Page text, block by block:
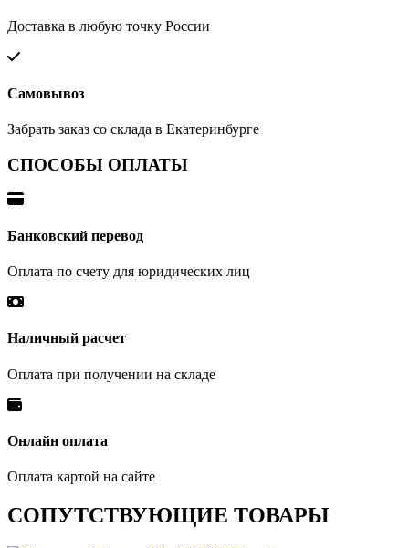
Доставка в любую точку России
Самовывоз
Забрать заказ со склада в Екатеринбурге
СПОСОБЫ ОПЛАТЫ
Банковский перевод
Оплата по счету для юридических лиц
Наличный расчет
Оплата при получении на складе
Онлайн оплата
Оплата картой на сайте
СОПУТСТВУЮЩИЕ ТОВАРЫ